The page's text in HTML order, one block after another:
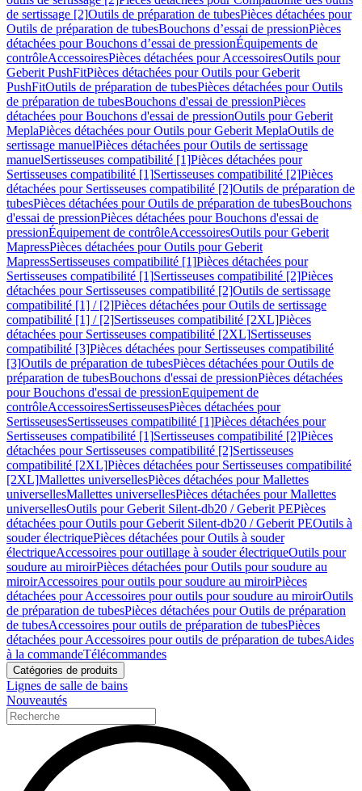
de sertissage [2]Outils de préparation de tubesPièces détachées pour
Outils de préparation de tubesBouchons d’essai de pressionPièces
détachées pour Bouchons d’essai de pressionÉquipements de
contrôleAccessoiresPièces détachées pour AccessoiresOutils pour
Geberit PushFitPièces détachées pour Outils pour Geberit
PushFitOutils de préparation de tubesPièces détachées pour Outils
de préparation de tubesBouchons d'essai de pressionPièces
détachées pour Bouchons d'essai de pressionOutils pour Geberit
MeplaPièces détachées pour Outils pour Geberit MeplaOutils de
sertissage manuelPièces détachées pour Outils de sertissage
manuelSertisseuses compatibilité [1]Pièces détachées pour
Sertisseuses compatibilité [1]Sertisseuses compatibilité [2]Pièces
détachées pour Sertisseuses compatibilité [2]Outils de préparation de
tubesPièces détachées pour Outils de préparation de tubesBouchons
d'essai de pressionPièces détachées pour Bouchons d'essai de
pressionÉquipement de contrôleAccessoiresOutils pour Geberit
MapressPièces détachées pour Outils pour Geberit
MapressSertisseuses compatibilité [1]Pièces détachées pour
Sertisseuses compatibilité [1]Sertisseuses compatibilité [2]Pièces
détachées pour Sertisseuses compatibilité [2]Outils de sertissage
compatibilité [1] / [2]Pièces détachées pour Outils de sertissage
compatibilité [1] / [2]Sertisseuses compatibilité [2XL]Pièces
détachées pour Sertisseuses compatibilité [2XL]Sertisseuses
compatibilité [3]Pièces détachées pour Sertisseuses compatibilité
[3]Outils de préparation de tubesPièces détachées pour Outils de
préparation de tubesBouchons d'essai de pressionPièces détachées
pour Bouchons d'essai de pressionEquipement de
contrôleAccessoiresSertisseusesPièces détachées pour
SertisseusesSertisseuses compatibilité [1]Pièces détachées pour
Sertisseuses compatibilité [1]Sertisseuses compatibilité [2]Pièces
détachées pour Sertisseuses compatibilité [2]Sertisseuses
compatibilité [2XL]Pièces détachées pour Sertisseuses compatibilité
[2XL]Mallettes universellesPièces détachées pour Mallettes
universellesMallettes universellesPièces détachées pour Mallettes
universellesOutils pour Geberit Silent-db20 / Geberit PEPièces
détachées pour Outils pour Geberit Silent-db20 / Geberit PEOutils à
souder électriquePièces détachées pour Outils à souder
électriqueAccessoires pour outillage à souder électriqueOutils pour
soudure au miroirPièces détachées pour Outils pour soudure au
miroirAccessoires pour outils pour soudure au miroirPièces
détachées pour Accessoires pour outils pour soudure au miroirOutils
de préparation de tubesPièces détachées pour Outils de préparation
de tubesAccessoires pour outils de préparation de tubesPièces
détachées pour Accessoires pour outils de préparation de tubesAides
à la commandeTélécommandes
Catégories de produits
Lignes de salle de bains
Nouveautés